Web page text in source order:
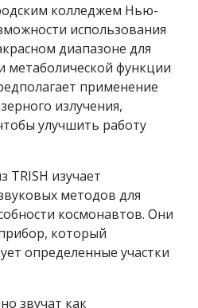
колледжем Нью-
использования
диапазоне для
метаболической функции
применение
излучения,
улучшить работу
TRISH изучает
методов для
космонавтов. Они
который
определенные участки
звучат как